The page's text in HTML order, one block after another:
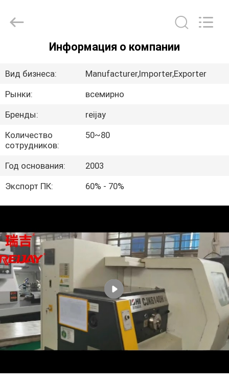
ГЛАВНАЯ
СТРАНИЦА
ВИДЕО
О
НАС
ФАБРИКИ
КОНТРОЛЬ
КАЧЕСТВА
КОНТАКТНЫЕ
ДАННЫЕ
НОВОСТИ
Ltd..
Информация о компании
Вид бизнеса:
Manufacturer,Importer,Exporter
Рынки:
всемирно
Бренды:
reijay
Количество
сотрудников:
50~80
Год основания:
2003
Экспорт ПК:
60% - 70%